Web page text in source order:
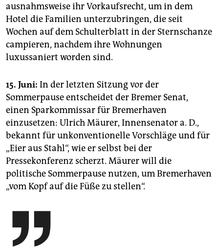
ausnahmsweise ihr Vorkaufsrecht, um in dem
Hotel die Familien unterzubringen, die seit
Wochen auf dem Schulterblatt in der Sternschanze
campieren, nachdem ihre Wohnungen
luxussaniert worden sind.
15. Juni: In der letzten Sitzung vor der
Sommerpause entscheidet der Bremer Senat,
einen Sparkommissar für Bremerhaven
einzusetzen: Ulrich Mäurer, Innensenator a. D.,
bekannt für unkonventionelle Vorschläge und für
„Eier aus Stahl“, wie er selbst bei der
Pressekonferenz scherzt. Mäurer will die
politische Sommerpause nutzen, um Bremerhaven
„vom Kopf auf die Füße zu stellen“.
